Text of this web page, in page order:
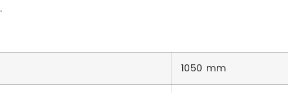
.
1050 mm